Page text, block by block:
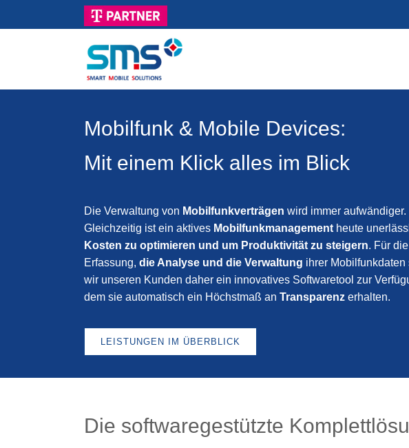
Mobilfunk & Mobile Devices:
Mit einem Klick alles im Blick
Die Verwaltung von Mobilfunkverträgen wird immer aufwändiger.
Gleichzeitig ist ein aktives Mobilfunkmanagement heute
Kosten zu optimieren und um Produktivität zu steigern. Für die
Erfassung, die Analyse und die Verwaltung ihrer Mobilfunkdaten
wir unseren Kunden daher ein innovatives Softwaretool zur
dem sie automatisch ein Höchstmaß an Transparenz erhalten.
LEISTUNGEN IM ÜBERBLICK
Die softwaregestützte